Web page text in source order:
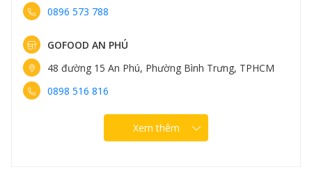
0896 573 788
GOFOOD AN PHÚ
48 đường 15 An Phú, Phường Bình Trưng, TPHCM
0898 516 816
Xem thêm